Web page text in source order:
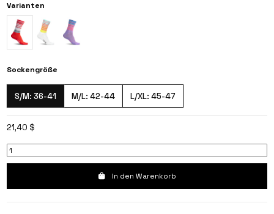
Varianten
Sockengröße
S/M: 36-41 M/L: 42-44 L/XL: 45-47
21,40 $
In den Warenkorb